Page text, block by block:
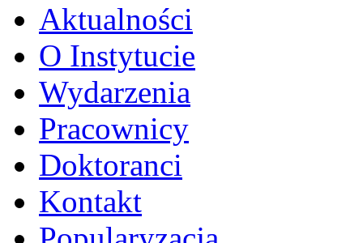
Aktualności
O Instytucie
Wydarzenia
Pracownicy
Doktoranci
Kontakt